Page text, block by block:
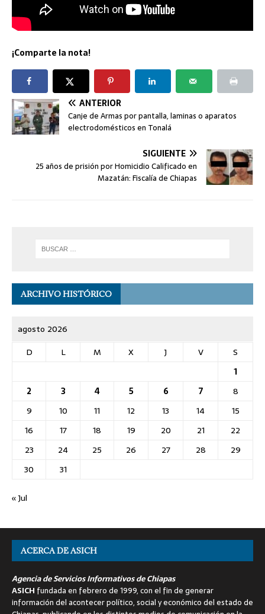
¡Comparte la nota!
ANTERIOR
Canje de Armas por pantalla, laminas o aparatos
electrodomésticos en Tonalá
SIGUIENTE
25 años de prisión por Homicidio Calificado en
Mazatán: Fiscalía de Chiapas
ARCHIVO HISTÓRICO
agosto 2026
D
L M X J V
S
1
2
3 4 5 6 7
8
9
10 11 12 13 14
15
16
17 18 19 20 21
22
23
24 25 26 27 28
29
30
31
« Jul
ACERCA DE ASICH
Agencia de Servicios Informativos de Chiapas
ASICH fundada en febrero de 1999, con el fin de generar
información del acontecer político, social y económico del estado de